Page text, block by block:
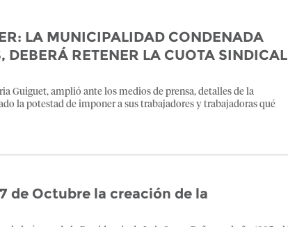
LA MUNICIPALIDAD CONDENADA
DEBERÁ RETENER LA CUOTA SINDICAL
Guiguet, amplió ante los medios de prensa, detalles de la
la potestad de imponer a sus trabajadores y trabajadoras qué
de Octubre la creación de la